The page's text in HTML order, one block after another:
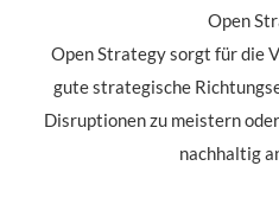
Open
Open Strategy sorgt für die
gute strategische
Disruptionen zu meistern
nachhaltig